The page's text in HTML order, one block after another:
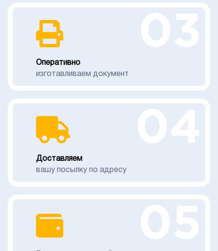
Оперативно
изготавливаем документ
Доставляем
вашу посылку по адресу